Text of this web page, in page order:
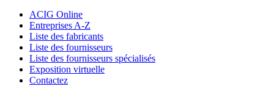
ACIG Online
Entreprises A-Z
Liste des fabricants
Liste des fournisseurs
Liste des fournisseurs spécialisés
Exposition virtuelle
Contactez